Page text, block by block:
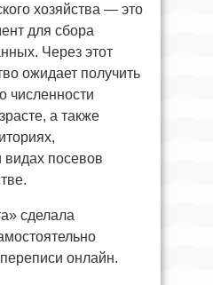
хозяйства — это
для сбора
Через этот
ожидает получить
численности
а также
видах посевов
сделала
онлайн.